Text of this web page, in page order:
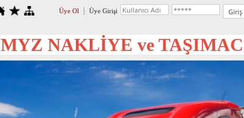
Üye Ol Üye Girişi
MYZ NAKLİYE ve